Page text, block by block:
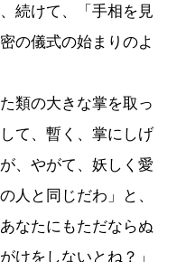
続けて、「手相を見
の儀式の始まりのよ
類の大きな掌を取っ
て、暫く、掌にしげ
、やがて、妖しく愛
人と同じだわ」と、
なたにもただならぬ
けをしないとね？」